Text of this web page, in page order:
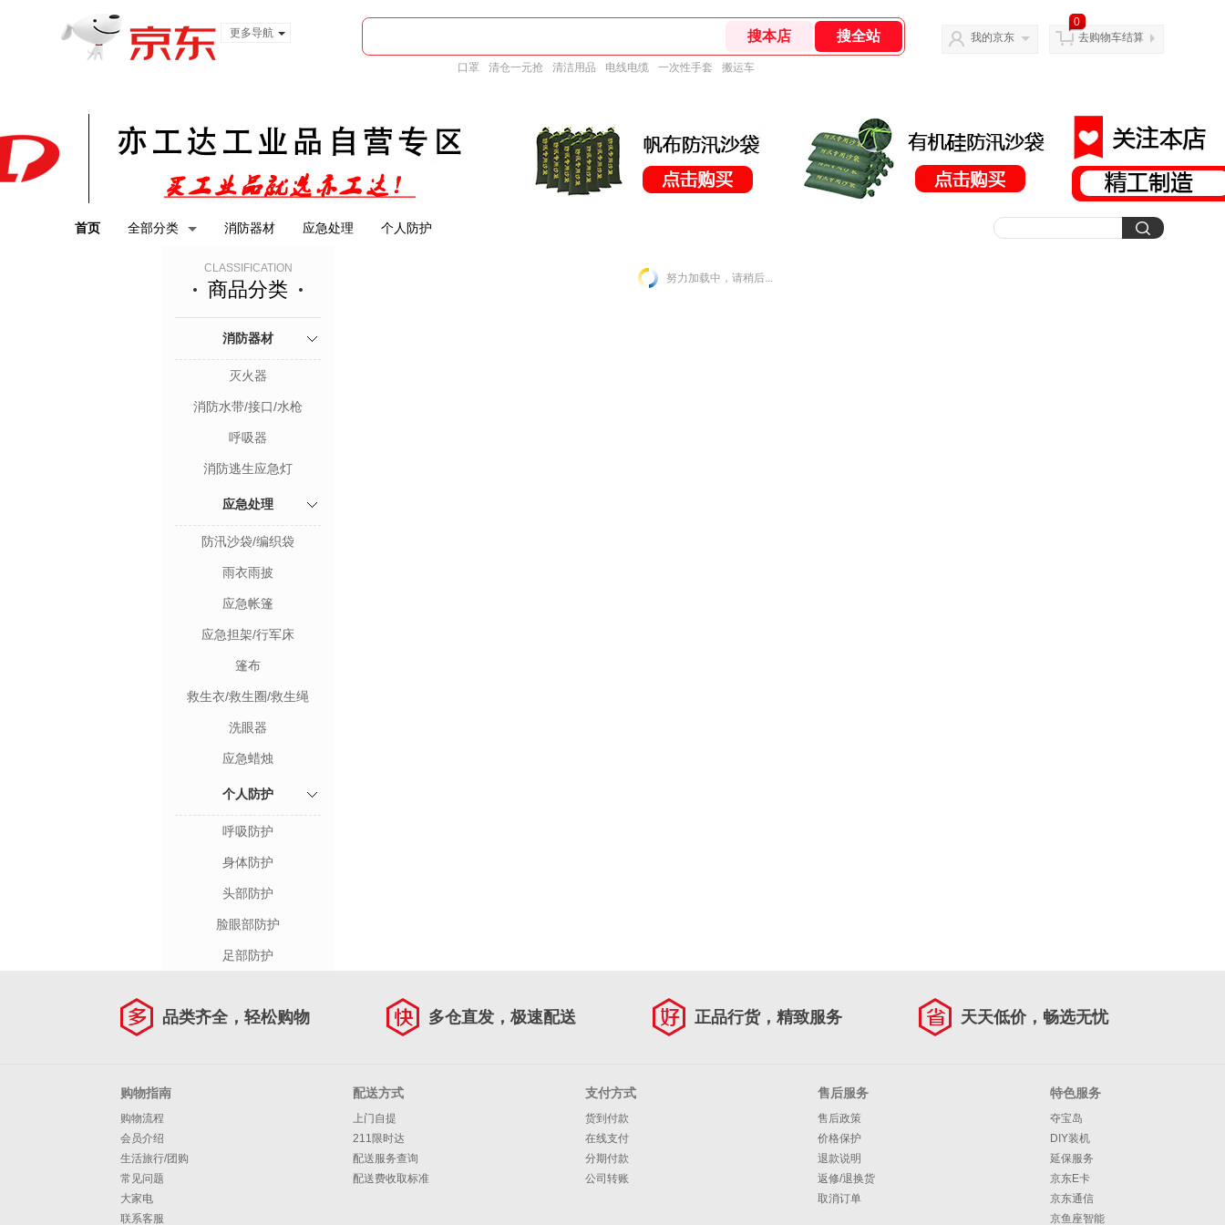
更多导航
口罩 清仓一元抢 清洁用品 电线电缆 一次性手套 搬运车
我的京东
0
去购物车结算
首页 全部分类 消防器材 应急处理 个人防护
CLASSIFICATION
商品分类
消防器材
灭火器
消防水带/接口/水枪
呼吸器
消防逃生应急灯
应急处理
防汛沙袋/编织袋
雨衣雨披
应急帐篷
应急担架/行军床
篷布
救生衣/救生圈/救生绳
洗眼器
应急蜡烛
个人防护
呼吸防护
身体防护
头部防护
脸眼部防护
足部防护
努力加载中，请稍后...
品类齐全，轻松购物 多仓直发，极速配送 正品行货，精致服务 天天低价，畅选无忧
购物指南
购物流程
会员介绍
生活旅行/团购
常见问题
大家电
联系客服
配送方式
上门自提
211限时达
配送服务查询
配送费收取标准
支付方式
货到付款
在线支付
分期付款
公司转账
售后服务
售后政策
价格保护
退款说明
返修/退换货
取消订单
特色服务
夺宝岛
DIY装机
延保服务
京东E卡
京东通信
京鱼座智能